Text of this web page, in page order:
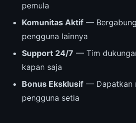
pemula
Komunitas Aktif —
pengguna lainnya
Support 24/7 — Tim
kapan saja
Bonus Eksklusif — Dapatkan
pengguna setia